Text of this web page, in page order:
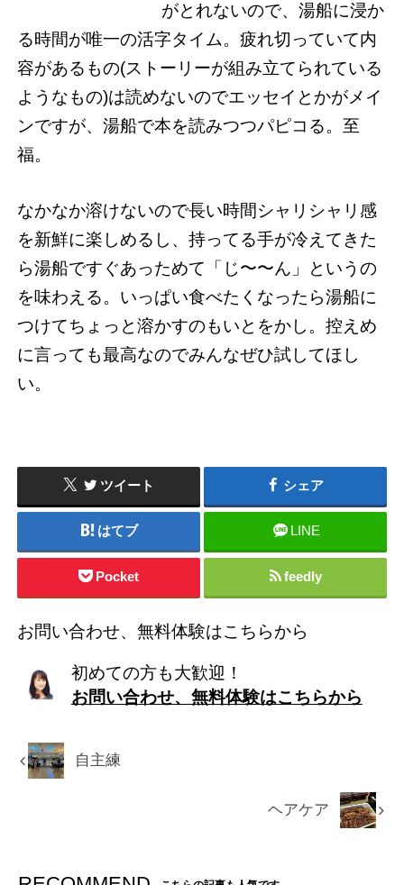
がとれないので、湯船に浸か
る時間が唯一の活字タイム。疲れ切っていて内
容があるもの(ストーリーが組み立てられている
ようなもの)は読めないのでエッセイとかがメイ
ンですが、湯船で本を読みつつパピコる。至
福。
なかなか溶けないので長い時間シャリシャリ感
を新鮮に楽しめるし、持ってる手が冷えてきた
ら湯船ですぐあっためて「じ〜〜ん」というの
を味わえる。いっぱい食べたくなったら湯船に
つけてちょっと溶かすのもいとをかし。控えめ
に言っても最高なのでみんなぜひ試してほし
い。
ツイート シェア
はてブ LINE
Pocket feedly
お問い合わせ、無料体験はこちらから
初めての方も大歓迎！
お問い合わせ、無料体験はこちらから
自主練
ヘアケア